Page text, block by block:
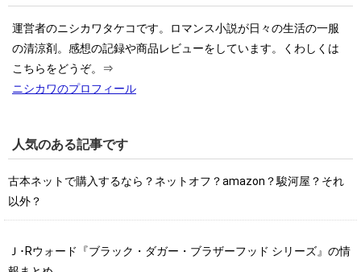
運営者のニシカワタケコです。ロマンス小説が日々の生活の一服
の清涼剤。感想の記録や商品レビューをしています。くわしくは
こちらをどうぞ。⇒
ニシカワのプロフィール
人気のある記事です
古本ネットで購入するなら？ネットオフ？amazon？駿河屋？それ
以外？
Ｊ･Rウォード『ブラック・ダガー・ブラザーフッド シリーズ』の情